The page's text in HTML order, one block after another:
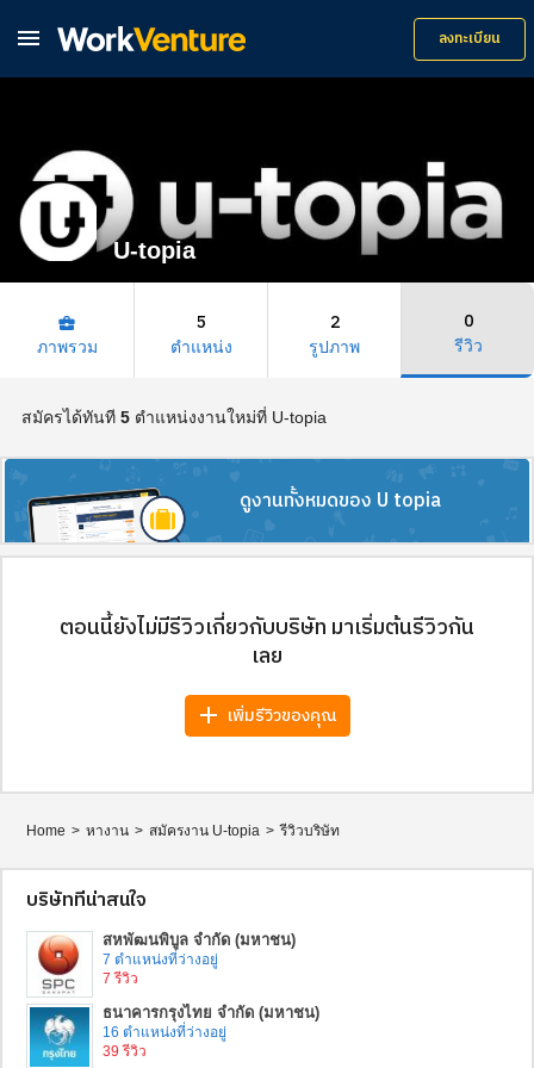
 ลงทะเบียน
U-topia
business_center
ภาพรวม
5
ตำแหน่ง
2
รูปภาพ
0
รีวิว
สมัครได้ทันที 5 ตำแหน่งงานใหม่ที่ U-topia
ดูงานทั้งหมดของ U topia
ตอนนี้ยังไม่มีรีวิวเกี่ยวกับบริษัท มาเริ่มต้นรีวิวกัน
เลย
add เพิ่มรีวิวของคุณ
Home > หางาน > สมัครงาน U-topia > รีวิวบริษัท
บริษัทที่น่าสนใจ
สหพัฒนพิบูล จำกัด (มหาชน)
7 ตำแหน่งที่ว่างอยู่
7 รีวิว
ธนาคารกรุงไทย จำกัด (มหาชน)
16 ตำแหน่งที่ว่างอยู่
39 รีวิว